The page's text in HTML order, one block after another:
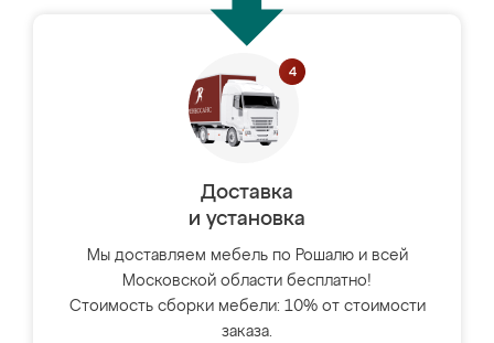
Доставка
и установка
Мы доставляем мебель по Рошалю и всей
Московской области бесплатно!
Стоимость сборки мебели: 10% от стоимости
заказа.